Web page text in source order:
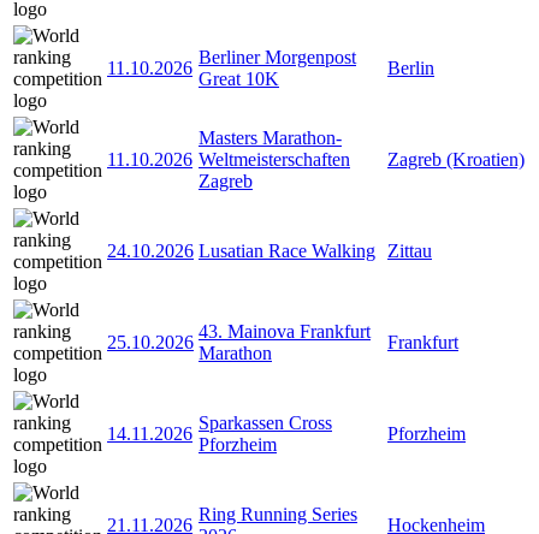
11.10.2026
Berliner Morgenpost
Great 10K
Berlin
11.10.2026
Masters Marathon-
Weltmeisterschaften
Zagreb
Zagreb (Kroatien)
24.10.2026 Lusatian Race Walking Zittau
25.10.2026
43. Mainova Frankfurt
Marathon
Frankfurt
14.11.2026
Sparkassen Cross
Pforzheim
Pforzheim
21.11.2026
Ring Running Series
Hockenheim